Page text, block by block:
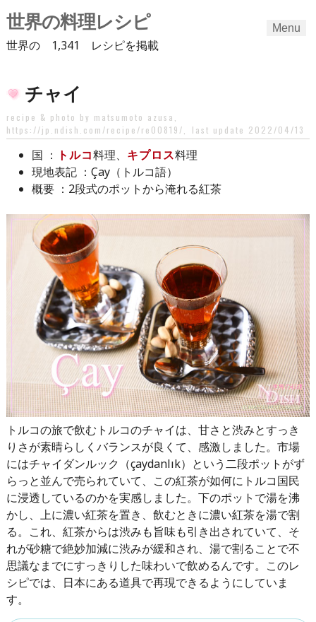
世界の料理レシピ
世界の 1,341 レシピを掲載
Menu
to チャイ
recipe & photo by matsumoto azusa,
https://jp.ndish.com/recipe/re00819/
last update 2022/04/13
国 ： トルコ料理、 キプロス料理
現地表記 ：Çay（トルコ語）
概要 ：2段式のポットから淹れる紅茶
トルコの旅で飲むトルコのチャイは、甘さと渋みとすっき
りさが素晴らしくバランスが良くて、感激しました。市場
にはチャイダンルック（çaydanlık）という二段ポットがず
らっと並んで売られていて、この紅茶が如何にトルコ国民
に浸透しているのかを実感しました。下のポットで湯を沸
かし、上に濃い紅茶を置き、飲むときに濃い紅茶を湯で割
る。これ、紅茶からは渋みも旨味も引き出されていて、そ
れが砂糖で絶妙加減に渋みが緩和され、湯で割ることで不
思議なまでにすっきりした味わいで飲めるんです。このレ
シピでは、日本にある道具で再現できるようにしていま
す。